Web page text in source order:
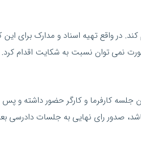
کند. در واقع تهیه اسناد و مدارک برای این
نمی توان نسبت به شکایت اقدام
کارفرما و کارگر حضور داشته و پس
صدور رای نهایی به جلسات دادرسی